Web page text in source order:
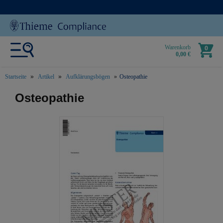
Warenkorb
0,00 €
0
Startseite Artikel Aufklärungsbögen Osteopathie
text.skipToContent
text.skipToNavigation
Osteopathie